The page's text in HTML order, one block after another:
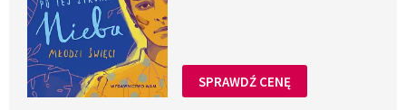
SPRAWDŹ CENĘ